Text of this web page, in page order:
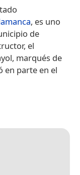
, es uno
de
el
marqués de
en parte en el